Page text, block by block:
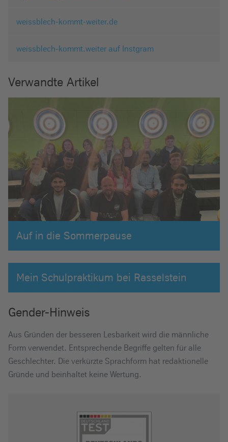
weissblech-kommt-weiter.de
weissblech-kommt.weiter auf Instgram
Verwandte Artikel
Auf in die Sommerpause
Mein Schulpraktikum bei Rasselstein
Gender-Hinweis
Aus Gründen der besseren Lesbarkeit wird die männliche
Form verwendet. Entsprechende Begriffe gelten für alle
Geschlechter. Die verkürzte Sprachform hat redaktionelle
Gründe und beinhaltet keine Wertung.